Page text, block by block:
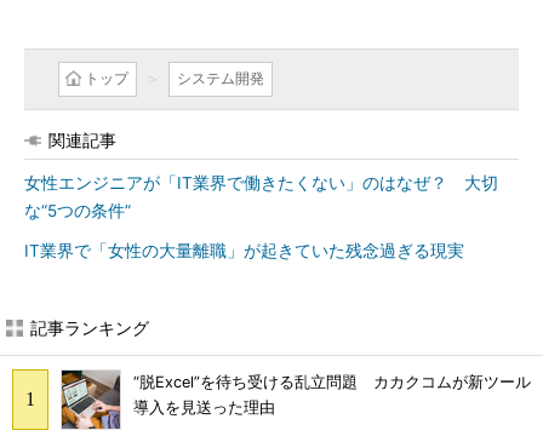
トップ システム開発
関連記事
女性エンジニアが「IT業界で働きたくない」のはなぜ？ 大切
な“5つの条件”
IT業界で「女性の大量離職」が起きていた残念過ぎる現実
記事ランキング
“脱Excel”を待ち受ける乱立問題 カカクコムが新ツール
導入を見送った理由